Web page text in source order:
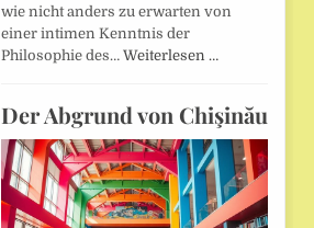
wie nicht anders zu erwarten von
einer intimen Kenntnis der
Philosophie des… Weiterlesen …
Der Abgrund von Chişinău